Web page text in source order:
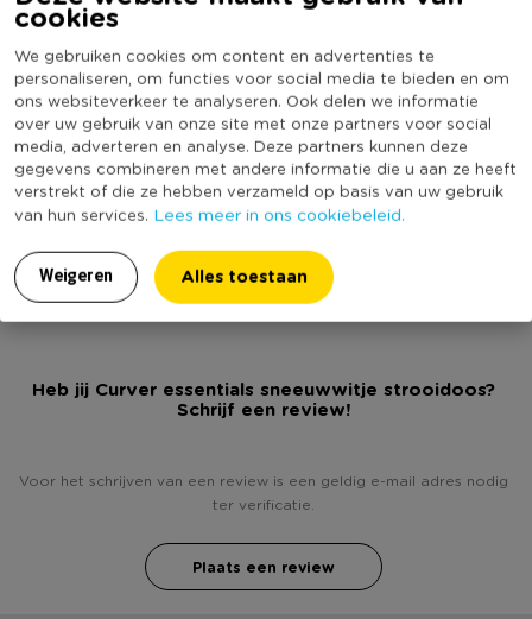
cookies
We gebruiken cookies om content en advertenties te
personaliseren, om functies voor social media te bieden en om
ons websiteverkeer te analyseren. Ook delen we informatie
over uw gebruik van onze site met onze partners voor social
media, adverteren en analyse. Deze partners kunnen deze
gegevens combineren met andere informatie die u aan ze heeft
verstrekt of die ze hebben verzameld op basis van uw gebruik
van hun services. Lees meer in ons cookiebeleid.
Weigeren Alles toestaan
kunststof huishoudelijke producten. Bij de ontwikkeling van
producten stelt Curver gebruiksgemak, gebruiksvriendelijkheid
en design voorop. De producten moeten het leven
gemakkelijker en gezelliger maken. Met speerpunten als
innovatie en design zorgt Curver ervoor dat zijn voorop lopen
in de markt.
Producthoogte (cm)
Kleur
Transparant
Inhoud in liter
6
Productlengte (cm)
27.8
Merk
Curver
Deksel
Ja
Duurzaamheidsscore
bekend
Heb jij Curver essentials sneeuwwitje strooidoos?
Schrijf een review!
Voor het schrijven van een review is een geldig e-mail adres nodig
ter verificatie.
Plaats een review